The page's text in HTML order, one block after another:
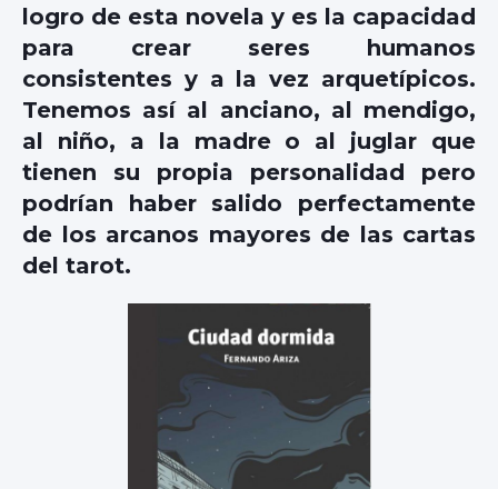
logro de esta novela y es la capacidad
para crear seres humanos
consistentes y a la vez arquetípicos.
Tenemos así al anciano, al mendigo,
al niño, a la madre o al juglar que
tienen su propia personalidad pero
podrían haber salido perfectamente
de los arcanos mayores de las cartas
del tarot.